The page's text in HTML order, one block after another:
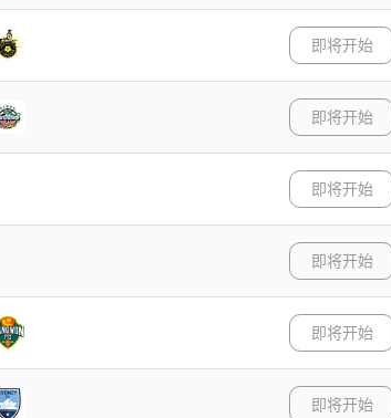
即将开始
即将开始
即将开始
即将开始
即将开始
即将开始